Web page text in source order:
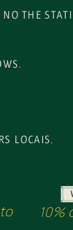
NO THE
LOCAIS.